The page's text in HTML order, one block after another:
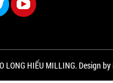
LONG HIẾU MILLING. Design